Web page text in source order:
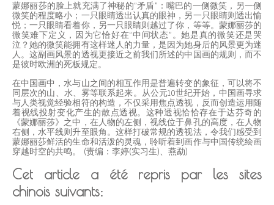
蒙娜丽莎的脸上就充满了神秘的“矛盾”：嘴巴的一侧微笑，另一侧
微笑的程度略小；一只眼睛透出认真的眼神，另一只眼睛则透出愉
悦；一只眼睛看着你，另一只眼睛则越过了你，等等。蒙娜丽莎的
微笑难下定义，因为它恰好在“中间状态”。她是真的微笑还是哭
泣？她的微笑能拥有这样迷人的力量，是因为她身后的风景更为迷
人。这副画风景的透视更接近之前我们所述的中国画的规则，而不
是彼时欧洲的死板规定。
在中国画中，水与山之间的相互作用是普遍转变的象征，可以将不
同层次的山、水、雾等联系起来。从公元10世纪开始，中国画寻求
与人类视觉经验相符的构造，不仅采用焦点透视，反而创造运用随
着视线投射变化产生的散点透视。这种透视恰恰存在于达芬奇的
《蒙娜丽莎》之中，在人物的左侧，视线位于鼻孔的高度，在人物
右侧，水平线则升至眼角。这样打破常规的透视法，令我们感受到
蒙娜丽莎鲜活的生命和活泼的灵魂，聆听着到画作与中国传统绘画
穿越时空的共鸣。 (责编：李婷(实习生)、燕勐)
Cet article a été repris par les sites
chinois suivants: